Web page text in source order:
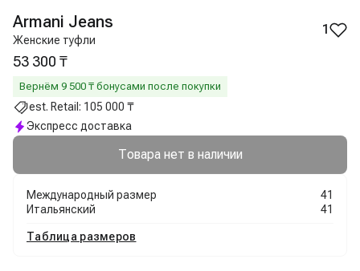
Armani Jeans
Женские туфли
1
53 300 ₸
Вернём 9 500 ₸ бонусами после покупки
est. Retail: 105 000 ₸
Экспресс доставка
Товара нет в наличии
Международный размер
41
Итальянский
41
Таблица размеров